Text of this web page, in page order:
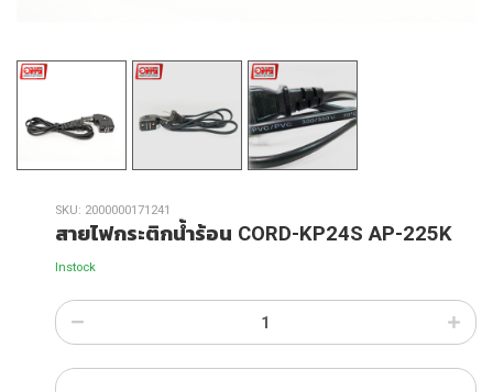
SKU: 2000000171241
สายไฟกระติกน้ำร้อน CORD-KP24S AP-225K
Instock